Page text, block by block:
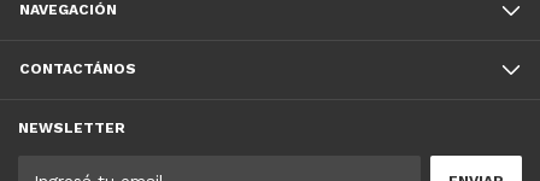
NAVEGACIÓN
CONTACTÁNOS
NEWSLETTER